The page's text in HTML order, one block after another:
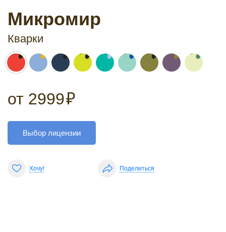
Микромир
Кварки
от 2999₽
Выбор лицензии
Хочу! Поделиться